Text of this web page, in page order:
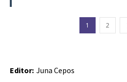
1 2
Editor: Juna Cepos